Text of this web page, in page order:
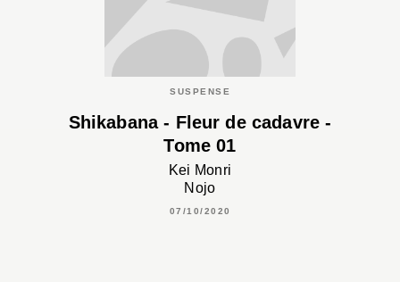
SUSPENSE
Shikabana - Fleur de cadavre -
Tome 01
Kei Monri
Nojo
07/10/2020